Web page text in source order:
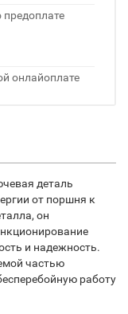
онлайоплате
деталь
от поршня к
он
и надежность.
частью
работу